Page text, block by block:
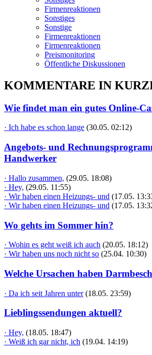
Firmenreaktionen
Sonstiges
Sonstige
Firmenreaktionen
Firmenreaktionen
Preismonitoring
Öffentliche Diskussionen
KOMMENTARE IN
Wie findet man ein gutes Online-
· Ich habe es schon lange (30.05. 02:12)
Angebots- und
Handwerker
· Hallo zusammen, (29.05. 18:08)
· Hey, (29.05. 11:55)
· Wir haben einen Heizungs- und (17.05.
· Wir haben einen Heizungs- und (17.05.
Wo gehts im Sommer hin?
· Wohin es geht weiß ich auch (20.05. 18:12)
· Wir haben uns noch nicht so (25.04. 10:30)
Welche Ursachen haben
· Da ich seit Jahren unter (18.05. 23:59)
Lieblingssendungen aktuell?
· Hey, (18.05. 18:47)
· Weiß ich gar nicht, ich (19.04. 14:19)